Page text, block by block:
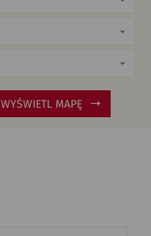
WYŚWIETL MAPĘ